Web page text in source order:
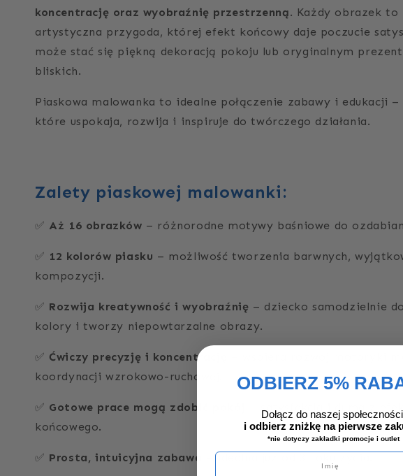
koncentrację oraz wyobraźnię przestrzenną. Każdy obrazek to
artystyczna przygoda, której efekt końcowy daje poczucie
może stać się piękną dekoracją pokoju lub oryginalnym
bliskich.
Piaskowa malowanka to idealne połączenie zabawy i edukacji –
które uspokaja, rozwija i inspiruje do twórczego działania.
Zalety piaskowej malowanki:
✅ Aż 16 obrazków – różnorodne motywy baśniowe do
✅ 12 kolorów piasku – możliwość tworzenia barwnych,
kompozycji.
✅ Rozwija kreatywność i wyobraźnię – dziecko samodzielnie
kolory i tworzy niepowtarzalne obrazy.
✅ Ćwiczy precyzję i koncentrację
koordynacji wzrokowo-ruchowej.
✅ Gotowe prace mogą zdobić pokój
– satysfakcja i duma z
końcowego.
✅ Prosta, intuicyjna zabawa – idealna już od 3 roku życia.
ODBIERZ 5%
Dołącz do naszej społeczności
i odbierz zniżkę na pierwsze
*nie dotyczy zakładki promocje i outlet